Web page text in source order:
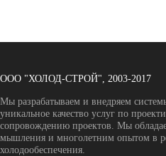
ООО "ХОЛОД-СТРОЙ", 2003-2017
Мы разрабатываем и внедряем
уникальное качество услуг по
сопровождению проектов. Мы
мышления и многолетним опытом в
холодообеспечения.